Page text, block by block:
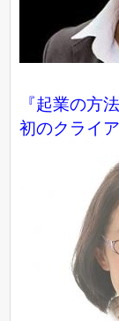
『起業の方
初のクライ